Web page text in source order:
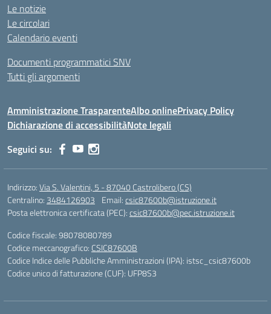
Le notizie
Le circolari
Calendario eventi
Documenti programmatici SNV
Tutti gli argomenti
Amministrazione TrasparenteAlbo onlinePrivacy Policy
Dichiarazione di accessibilitàNote legali
Seguici su:
Indirizzo:Via S. Valentini, 5 - 87040 Castrolibero (CS)
Centralino: 3484126903 Email:csic87600b@istruzione.it
Posta elettronica certificata (PEC):csic87600b@pec.istruzione.it
Codice fiscale: 98078080789
Codice meccanografico: CSIC87600B
Codice Indice delle Pubbliche Amministrazioni (IPA): istsc_csic87600b
Codice unico di fatturazione (CUF): UFP8S3